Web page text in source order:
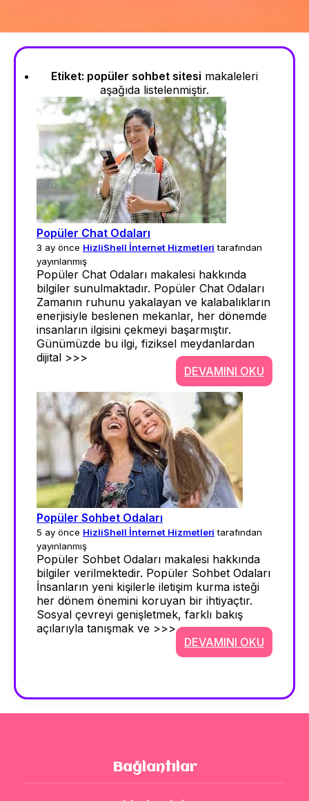
Etiket: popüler sohbet sitesi makaleleri
aşağıda listelenmiştir.
Popüler Chat Odaları
3 ay önce HizliShell İnternet Hizmetleri tarafından
yayınlanmış
Popüler Chat Odaları makalesi hakkında
bilgiler sunulmaktadır. Popüler Chat Odaları
Zamanın ruhunu yakalayan ve kalabalıkların
enerjisiyle beslenen mekanlar, her dönemde
insanların ilgisini çekmeyi başarmıştır.
Günümüzde bu ilgi, fiziksel meydanlardan
dijital >>>
DEVAMINI OKU
Popüler Sohbet Odaları
5 ay önce HizliShell İnternet Hizmetleri tarafından
yayınlanmış
Popüler Sohbet Odaları makalesi hakkında
bilgiler verilmektedir. Popüler Sohbet Odaları
İnsanların yeni kişilerle iletişim kurma isteği
her dönem önemini koruyan bir ihtiyaçtır.
Sosyal çevreyi genişletmek, farklı bakış
açılarıyla tanışmak ve >>>
DEVAMINI OKU
Bağlantılar